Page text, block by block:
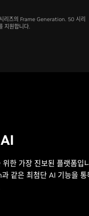
즈의 Frame Generation. 50 시리
지원합니다.
한 가장 진보된 플랫폼입
같은 최첨단 AI 기능을 통